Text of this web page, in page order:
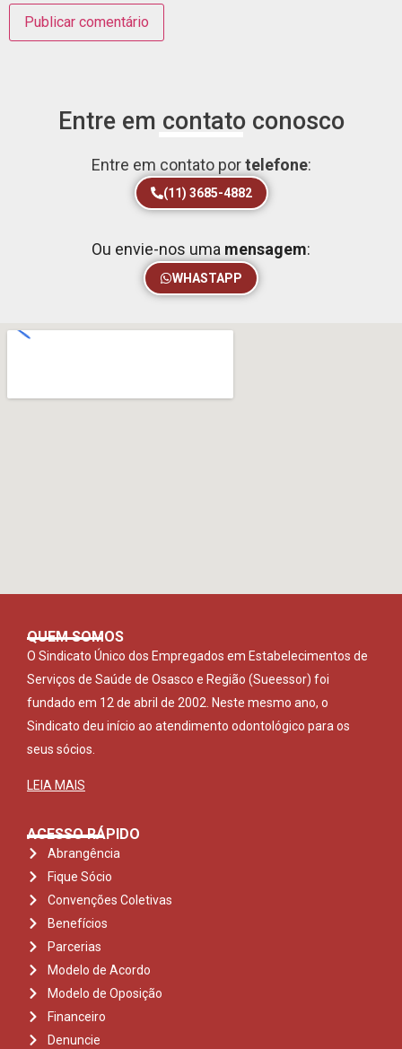
Entre em contato conosco
Entre em contato portelefone:
(11) 3685-4882
Ou envie-nos uma mensagem:
WHASTAPP
QUEM SOMOS
O Sindicato Único dos Empregados em Estabelecimentos de
Serviços de Saúde de Osasco e Região (Sueessor) foi
fundado em 12 de abril de 2002. Neste mesmo ano, o
Sindicato deu início ao atendimento odontológico para os
seus sócios.
LEIA MAIS
ACESSO RÁPIDO
Abrangência
Fique Sócio
Convenções Coletivas
Benefícios
Parcerias
Modelo de Acordo
Modelo de Oposição
Financeiro
Denuncie